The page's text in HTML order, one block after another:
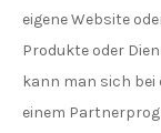
eigene Website
Produkte oder
kann man sich bei
einem